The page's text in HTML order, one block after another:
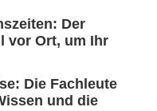
Der
vor Ort, um Ihr
Die Fachleute
und die